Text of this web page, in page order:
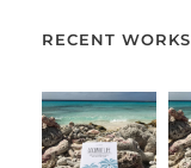
RECENT WORKS